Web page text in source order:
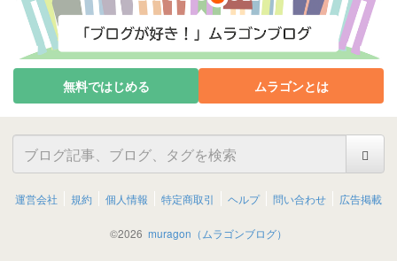
無料ではじめる ムラゴンとは
運営会社 規約 個人情報 特定商取引 ヘルプ 問い合わせ 広告掲載
©2026 muragon（ムラゴンブログ）